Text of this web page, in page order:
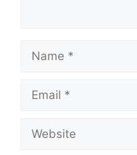
Name
Email
Website